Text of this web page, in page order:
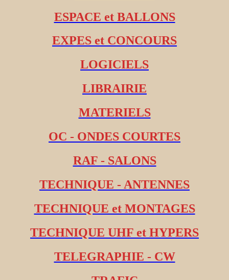
ESPACE et BALLONS
EXPES et CONCOURS
LOGICIELS
LIBRAIRIE
MATERIELS
OC - ONDES COURTES
RAF - SALONS
TECHNIQUE - ANTENNES
TECHNIQUE et MONTAGES
TECHNIQUE UHF et HYPERS
TELEGRAPHIE - CW